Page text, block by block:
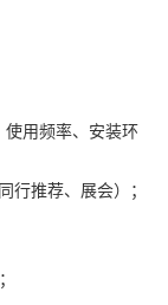
用频率、安装环
推荐、展会）；